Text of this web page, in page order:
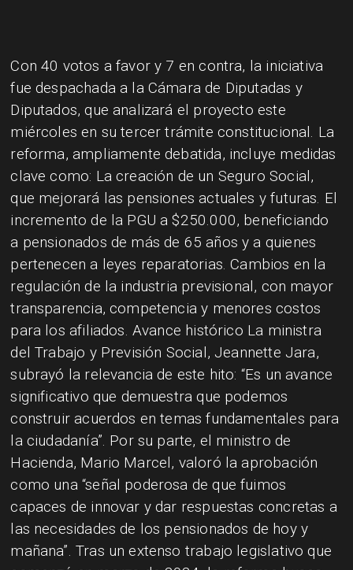
​Con 40 votos a favor y 7 en contra, la iniciativa
fue despachada a la Cámara de Diputadas y
Diputados, que analizará el proyecto este
miércoles en su tercer trámite constitucional. La
reforma, ampliamente debatida, incluye medidas
clave como: La creación de un Seguro Social,
que mejorará las pensiones actuales y futuras. El
incremento de la PGU a $250.000, beneficiando
a pensionados de más de 65 años y a quienes
pertenecen a leyes reparatorias. Cambios en la
regulación de la industria previsional, con mayor
transparencia, competencia y menores costos
para los afiliados. Avance histórico La ministra
del Trabajo y Previsión Social, Jeannette Jara,
subrayó la relevancia de este hito: “Es un avance
significativo que demuestra que podemos
construir acuerdos en temas fundamentales para
la ciudadanía”. Por su parte, el ministro de
Hacienda, Mario Marcel, valoró la aprobación
como una “señal poderosa de que fuimos
capaces de innovar y dar respuestas concretas a
las necesidades de los pensionados de hoy y
mañana”. Tras un extenso trabajo legislativo que